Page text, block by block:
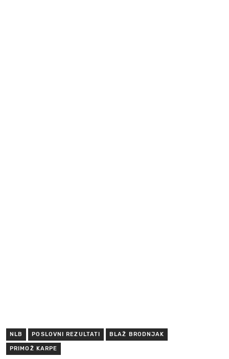
NLB POSLOVNI REZULTATI BLAŽ BRODNJAK
PRIMOŽ KARPE